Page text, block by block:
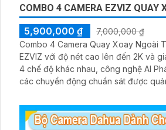
COMBO 4 CAMERA EZVIZ QUAY
5,900,000 ₫
7,000,000 ₫
Combo 4 Camera Quay Xoay Ngoài
EZVIZ với độ nét cao lên đến 2K và
4 chế độ khác nhau, công nghệ AI
các chuyển động chuẩn sát được